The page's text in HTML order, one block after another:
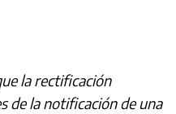
la rectificación
de la notificación de una